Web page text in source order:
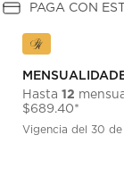
PAGA CON
Hasta12
$689.40*
Vigencia del 30